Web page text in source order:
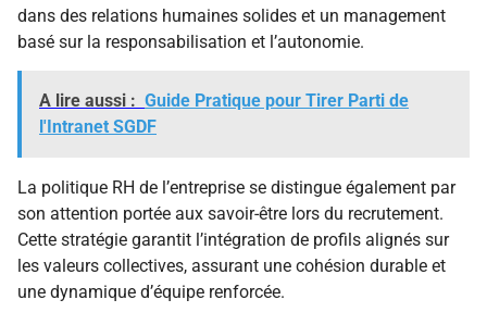
dans des relations humaines solides et un management
basé sur la responsabilisation et l’autonomie.
A lire aussi : Guide Pratique pour Tirer Parti de
l'Intranet SGDF
La politique RH de l’entreprise se distingue également par
son attention portée aux savoir-être lors du recrutement.
Cette stratégie garantit l’intégration de profils alignés sur
les valeurs collectives, assurant une cohésion durable et
une dynamique d’équipe renforcée.